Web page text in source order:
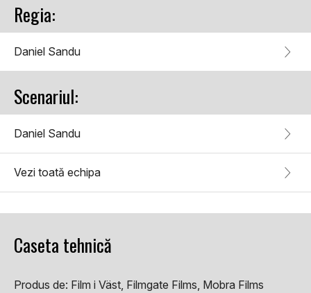
Regia:
Daniel Sandu
Scenariul:
Daniel Sandu
Vezi toată echipa
Caseta tehnică
Produs de: Film i Väst, Filmgate Films, Mobra Films